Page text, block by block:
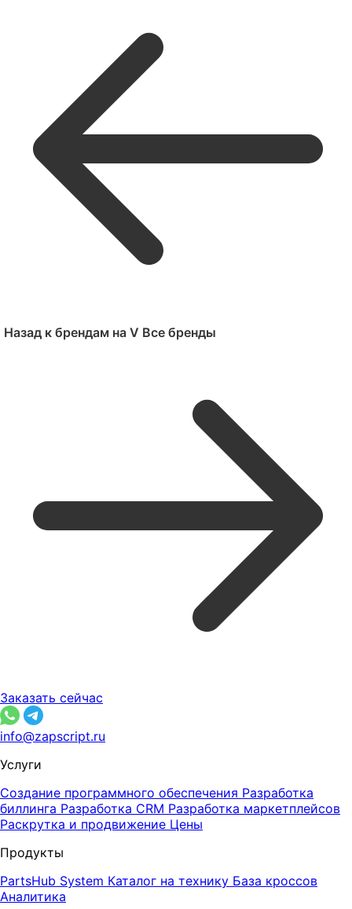
Назад к брендам на V Все бренды
Заказать сейчас
info@zapscript.ru
Услуги
Создание программного обеспечения Разработка
биллинга Разработка CRM Разработка маркетплейсов
Раскрутка и продвижение Цены
Продукты
PartsHub System Каталог на технику База кроссов
Аналитика